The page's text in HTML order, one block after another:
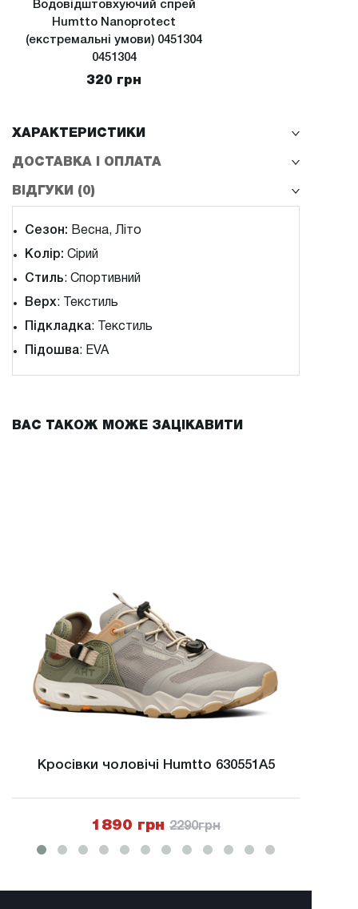
Водовідштовхуючий спрей
Humtto Nanoprotect
(екстремальні умови) 0451304
0451304
320 грн
ХАРАКТЕРИСТИКИ
ДОСТАВКА І ОПЛАТА
ВІДГУКИ (0)
Сезон: Весна, Літо
Колір: Сірий
Стиль: Спортивний
Верх: Текстиль
Підкладка: Текстиль
Підошва: EVA
ВАС ТАКОЖ МОЖЕ ЗАЦІКАВИТИ
Кросівки чоловічі Humtto 630551A5
1890 грн 2290грн